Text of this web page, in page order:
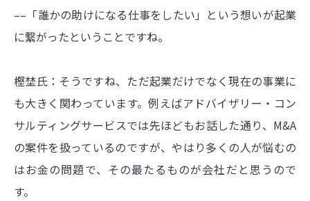
––「誰かの助けになる仕事をしたい」という想いが起業
に繋がったということですね。
樫埜氏：そうですね、ただ起業だけでなく現在の事業に
も大きく関わっています。例えばアドバイザリー・コン
サルティングサービスでは先ほどもお話した通り、M&A
の案件を扱っているのですが、やはり多くの人が悩むの
はお金の問題で、その最たるものが会社だと思うので
す。